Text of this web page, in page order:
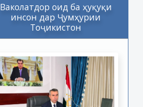
Ваколатдор оид ба ҳуқуқи
инсон дар Ҷумҳурии
Тоҷикистон